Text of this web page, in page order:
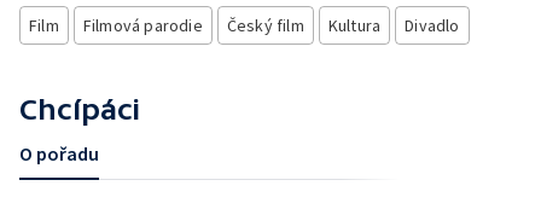
Film Filmová parodie Český film Kultura Divadlo
Chcípáci
O pořadu